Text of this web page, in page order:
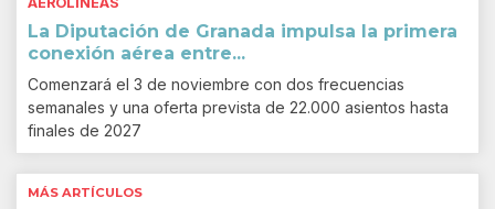
La Diputación de Granada impulsa la primera
conexión aérea entre...
Comenzará el 3 de noviembre con dos frecuencias
semanales y una oferta prevista de 22.000 asientos hasta
finales de 2027
MÁS ARTÍCULOS